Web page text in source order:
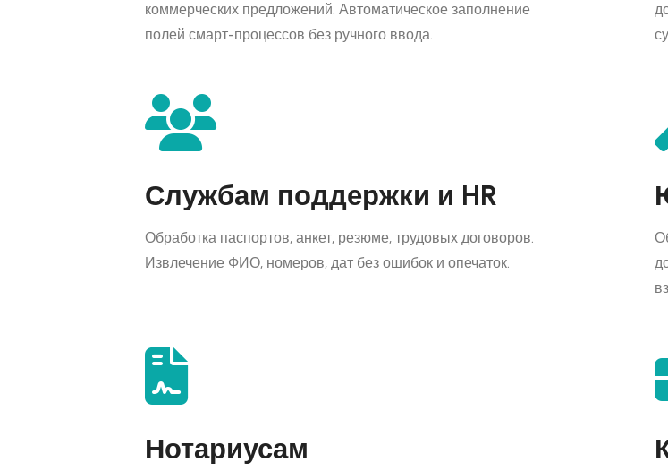
коммерческих предложений. Автоматическое заполнение
полей смарт-процессов без ручного ввода.
Службам поддержки и HR
Обработка паспортов, анкет, резюме, трудовых договоров.
Извлечение ФИО, номеров, дат без ошибок и опечаток.
Нотариусам